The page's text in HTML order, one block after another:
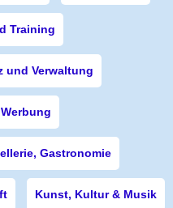
Training
und Verwaltung
Gastronomie
Kunst, Kultur & Musik